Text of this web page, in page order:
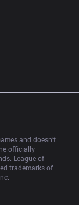
and doesn’t
officially
League of
trademarks of